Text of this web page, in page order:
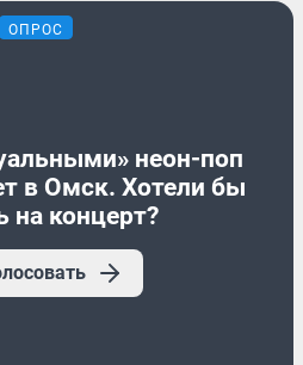
ОПРОС
неон-поп
в Омск. Хотели бы
на концерт?